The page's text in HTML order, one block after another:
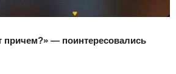
причем?» — поинтересовались